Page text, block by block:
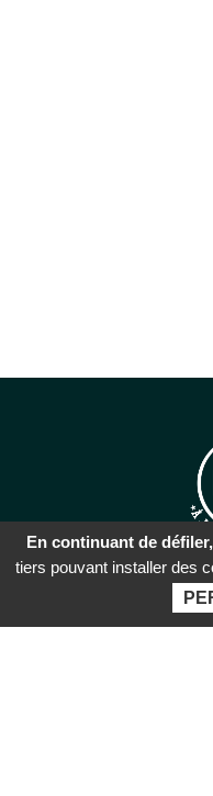
51
En continuant de défiler,
tiers pouvant installer des